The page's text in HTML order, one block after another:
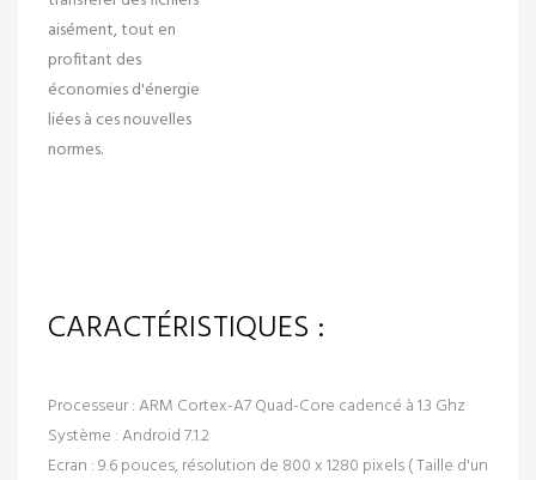
aisément, tout en
profitant des
économies d'énergie
liées à ces nouvelles
normes.
CARACTÉRISTIQUES :
Processeur :ARM Cortex-A7 Quad-Core cadencé à 1.3 Ghz
Système :Android 7.1.2
Ecran :9.6 pouces, résolution de 800 x 1280 pixels ( Taille d'un